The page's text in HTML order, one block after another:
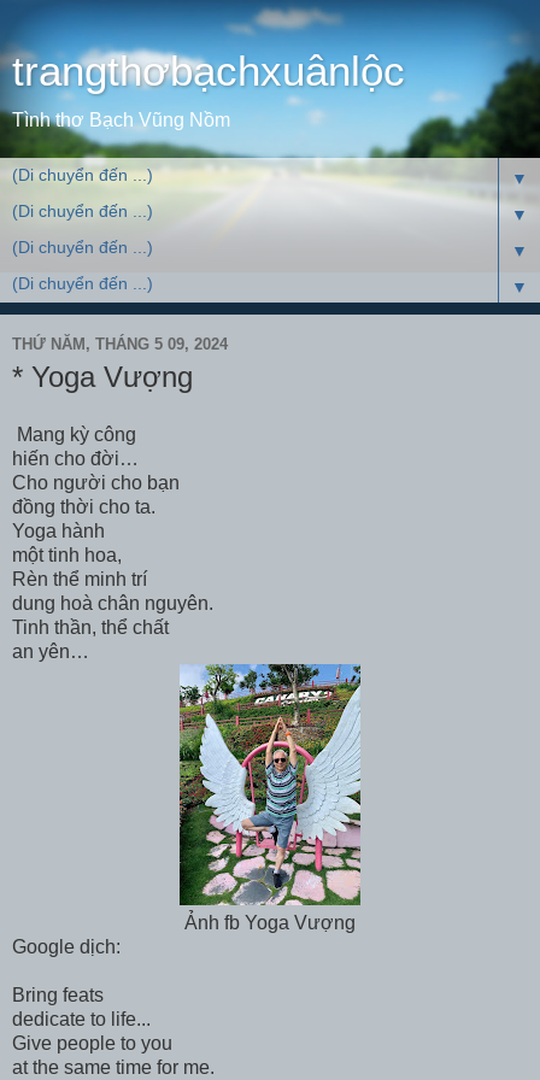
trangthơbạchxuânlộc
Tình thơ Bạch Vũng Nồm
▼
▼
▼
▼
THỨ NĂM, THÁNG 5 09, 2024
* Yoga Vượng
Mang kỳ công
hiến cho đời…
Cho người cho bạn
đồng thời cho ta.
Yoga hành
một tinh hoa,
Rèn thể minh trí
dung hoà chân nguyên.
Tinh thần, thể chất
an yên…
Ảnh fb Yoga Vượng
Google dịch:
Bring feats
dedicate to life...
Give people to you
at the same time for me.